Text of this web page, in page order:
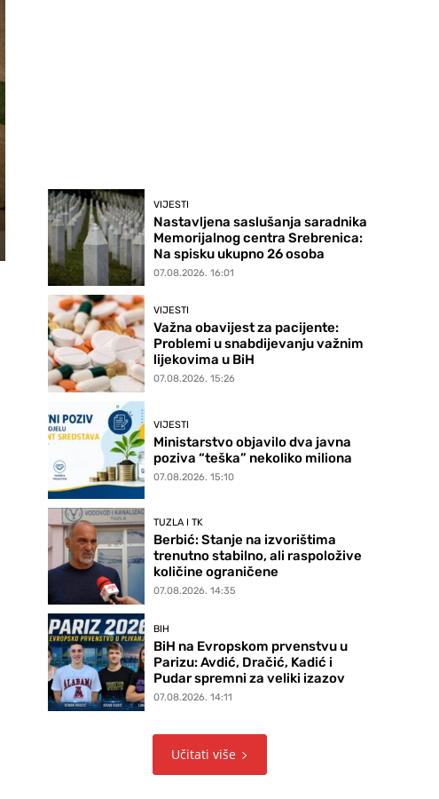
VIJESTI
Nastavljena saslušanja saradnika
Memorijalnog centra Srebrenica:
Na spisku ukupno 26 osoba
07.08.2026. 16:01
VIJESTI
Važna obavijest za pacijente:
Problemi u snabdijevanju važnim
lijekovima u BiH
07.08.2026. 15:26
VIJESTI
Ministarstvo objavilo dva javna
poziva “teška” nekoliko miliona
07.08.2026. 15:10
TUZLA I TK
Berbić: Stanje na izvorištima
trenutno stabilno, ali raspoložive
količine ograničene
07.08.2026. 14:35
BIH
BiH na Evropskom prvenstvu u
Parizu: Avdić, Dračić, Kadić i
Pudar spremni za veliki izazov
07.08.2026. 14:11
Učitati više